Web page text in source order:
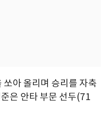
아 올리며 승리를 자축
은 안타 부문 선두(71